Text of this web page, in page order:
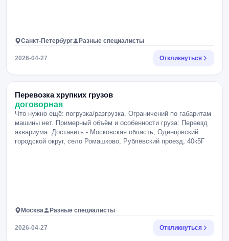
Санкт-Петербург Разные специалисты
2026-04-27 Откликнуться
Перевозка хрупких грузов
договорная
Что нужно ещё: погрузка/разгрузка. Ограничений по габаритам
машины нет. Примерный объём и особенности груза: Переезд
аквариума. Доставить - Московская область, Одинцовский
городской округ, село Ромашково, Рублёвский проезд, 40к5Г
Москва Разные специалисты
2026-04-27 Откликнуться